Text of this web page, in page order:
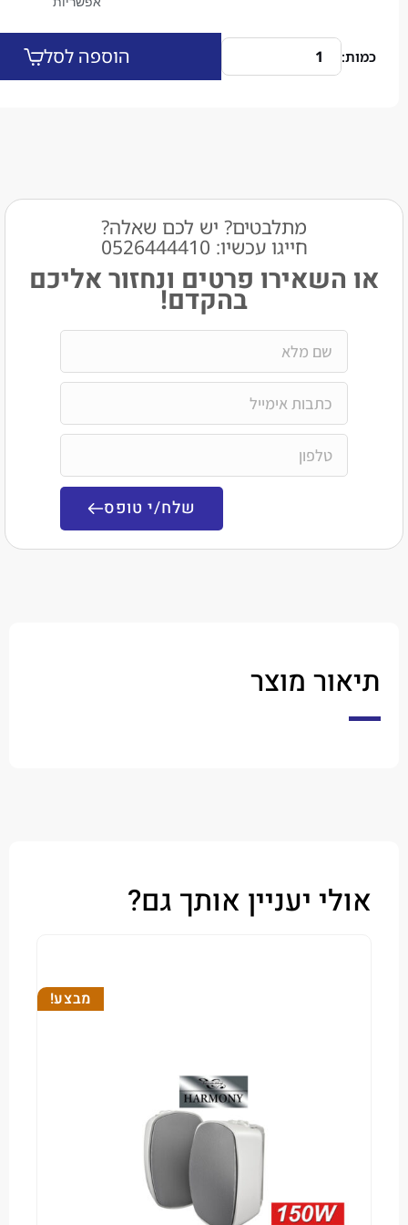
הוספה לסל
מתלבטים? יש לכם שאלה?
חייגו עכשיו: 0526444410​
פרטים ונחזור אליכם
בהקדם!
שלח/י טופס
מוצר
יעניין אותך גם?